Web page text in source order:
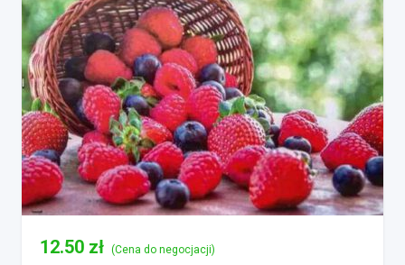
12.50 zł (Cena do negocjacji)